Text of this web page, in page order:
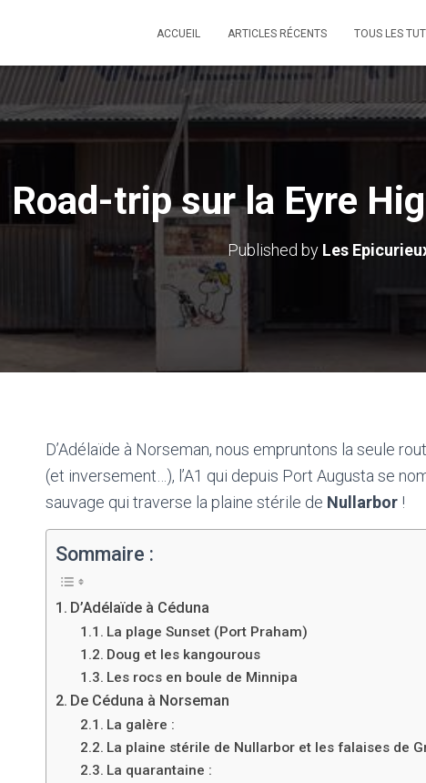
ACCUEIL ARTICLES RÉCENTS TOUS LES
Road-trip sur la Eyre
Published by Les
D’Adélaïde à Norseman, nous empruntons la seule
(et inversement…), l’A1 qui depuis Port Augusta se
sauvage qui traverse la plaine stérile de Nullarbor !
Sommaire :
D’Adélaïde à Céduna
La plage Sunset (Port Praham)
Doug et les kangourous
Les rocs en boule de Minnipa
De Céduna à Norseman
La galère :
La plaine stérile de Nullarbor et les falaises de
La quarantaine :